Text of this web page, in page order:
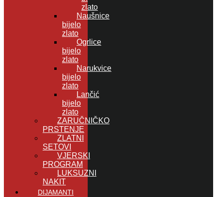
zlato
Naušnice
bijelo
zlato
Ogrlice
bijelo
zlato
Narukvice
bijelo
zlato
Lančić
bijelo
zlato
ZARUČNIČKO
PRSTENJE
ZLATNI
SETOVI
VJERSKI
PROGRAM
LUKSUZNI
NAKIT
DIJAMANTI